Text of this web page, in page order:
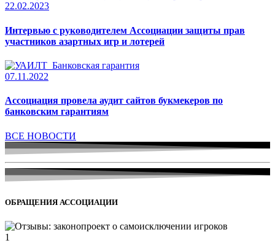
22.02.2023
Интервью с руководителем Ассоциации защиты прав
участников азартных игр и лотерей
07.11.2022
Ассоциация провела аудит сайтов букмекеров по
банковским гарантиям
ВСЕ НОВОСТИ
ОБРАЩЕНИЯ АССОЦИАЦИИ
1